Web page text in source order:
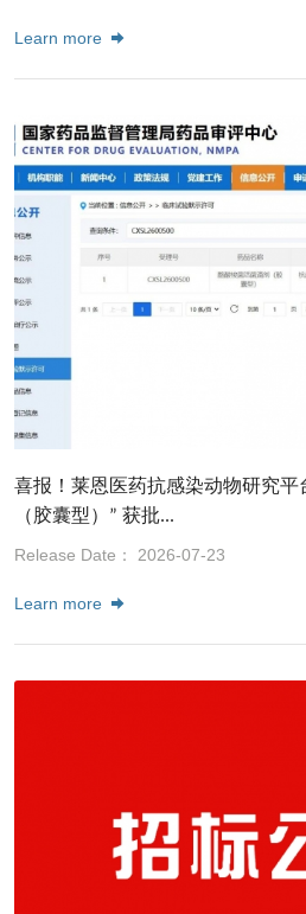
Learn more
喜报！莱恩医药抗感染动物研究平
（胶囊型）” 获批...
Release Date： 2026-07-23
Learn more